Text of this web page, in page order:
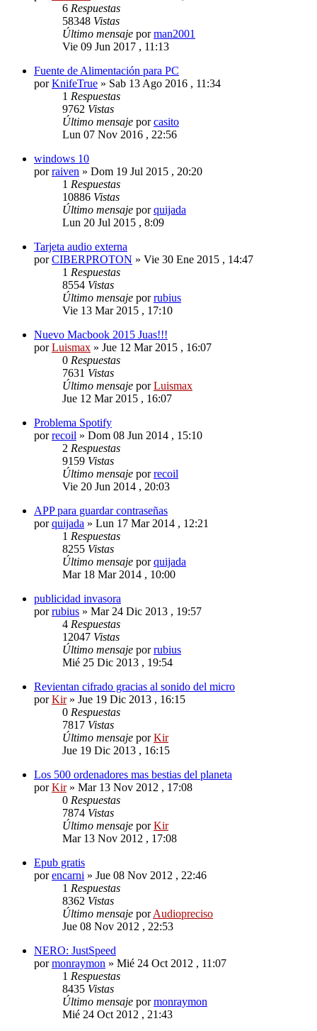
6 Respuestas
58348 Vistas
Último mensaje porman2001
Vie 09 Jun 2017 , 11:13
Fuente de Alimentación para PC
porKnifeTrue » Sab 13 Ago 2016 , 11:34
1 Respuestas
9762 Vistas
Último mensaje porcasito
Lun 07 Nov 2016 , 22:56
windows 10
porraiven » Dom 19 Jul 2015 , 20:20
1 Respuestas
10886 Vistas
Último mensaje porquijada
Lun 20 Jul 2015 , 8:09
Tarjeta audio externa
porCIBERPROTON » Vie 30 Ene 2015 , 14:47
1 Respuestas
8554 Vistas
Último mensaje porrubius
Vie 13 Mar 2015 , 17:10
Nuevo Macbook 2015 Juas!!!
porLuismax » Jue 12 Mar 2015 , 16:07
0 Respuestas
7631 Vistas
Último mensaje porLuismax
Jue 12 Mar 2015 , 16:07
Problema Spotify
porrecoil » Dom 08 Jun 2014 , 15:10
2 Respuestas
9159 Vistas
Último mensaje porrecoil
Vie 20 Jun 2014 , 20:03
APP para guardar contraseñas
porquijada » Lun 17 Mar 2014 , 12:21
1 Respuestas
8255 Vistas
Último mensaje porquijada
Mar 18 Mar 2014 , 10:00
publicidad invasora
porrubius » Mar 24 Dic 2013 , 19:57
4 Respuestas
12047 Vistas
Último mensaje porrubius
Mié 25 Dic 2013 , 19:54
Revientan cifrado gracias al sonido del micro
porKir» Jue 19 Dic 2013 , 16:15
0 Respuestas
7817 Vistas
Último mensaje porKir
Jue 19 Dic 2013 , 16:15
Los 500 ordenadores mas bestias del planeta
porKir» Mar 13 Nov 2012 , 17:08
0 Respuestas
7874 Vistas
Último mensaje porKir
Mar 13 Nov 2012 , 17:08
Epub gratis
porencarni » Jue 08 Nov 2012 , 22:46
1 Respuestas
8362 Vistas
Último mensaje porAudiopreciso
Jue 08 Nov 2012 , 22:53
NERO: JustSpeed
pormonraymon » Mié 24 Oct 2012 , 11:07
1 Respuestas
8435 Vistas
Último mensaje pormonraymon
Mié 24 Oct 2012 , 21:43